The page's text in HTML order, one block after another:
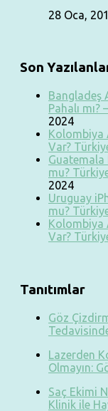
28 Oca,
Son
Bangladeş
Pahalı
2024
Kolombiya
Var?
Guatemala
mu?
2024
Uruguay
mu?
Kolombiya
Var?
Tanıtımlar
Göz
Lazerden
Olmayın:
Saç Ekimi
Klinik ile